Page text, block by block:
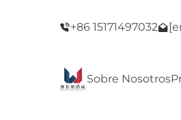
+86 15171497032
Sobre Nosotros